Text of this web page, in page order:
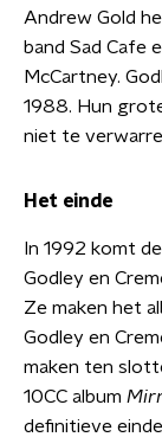
Andrew Gold
band Sad Cafe
McCartney.
1988. Hun
niet te
Het einde
In 1992 komt
Godley en
Ze maken het
Godley en
maken ten
10CC album
definitieve